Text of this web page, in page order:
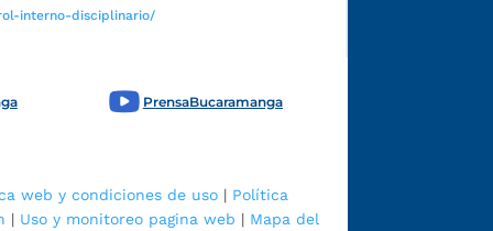
interno-disciplinario/
PrensaBucaramanga
web y condiciones de uso | Política
| Uso y monitoreo pagina web | Mapa del